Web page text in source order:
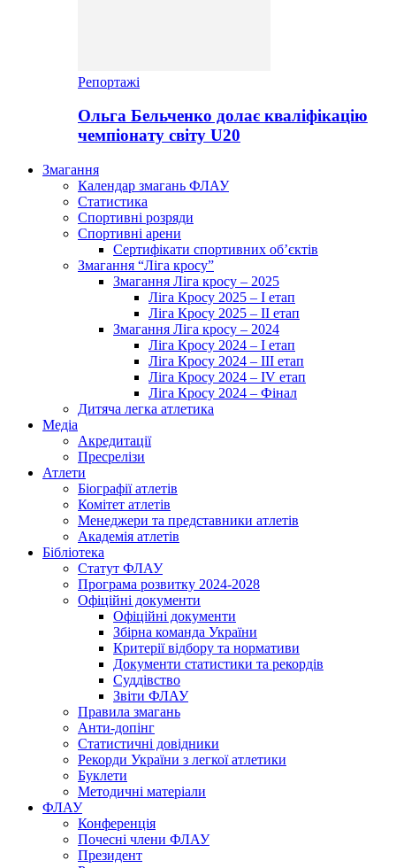
Репортажі
Ольга Бельченко долає кваліфікацію
чемпіонату світу U20
Змагання
Календар змагань ФЛАУ
Статистика
Спортивні розряди
Спортивні арени
Сертифікати спортивних об’єктів
Змагання “Ліга кросу”
Змагання Ліга кросу – 2025
Ліга Кросу 2025 – I етап
Ліга Кросу 2025 – II етап
Змагання Ліга кросу – 2024
Ліга Кросу 2024 – I етап
Ліга Кросу 2024 – III етап
Ліга Кросу 2024 – IV етап
Ліга Кросу 2024 – Фінал
Дитяча легка атлетика
Медіа
Акредитації
Пресрелізи
Атлети
Біографії атлетів
Комітет атлетів
Менеджери та представники атлетів
Академія атлетів
Бібліотека
Статут ФЛАУ
Програма розвитку 2024-2028
Офіційні документи
Офіційні документи
Збірна команда України
Критерії відбору та нормативи
Документи статистики та рекордів
Суддівство
Звіти ФЛАУ
Правила змагань
Анти-допінг
Статистичні довідники
Рекорди України з легкої атлетики
Буклети
Методичні матеріали
ФЛАУ
Конференція
Почесні члени ФЛАУ
Президент